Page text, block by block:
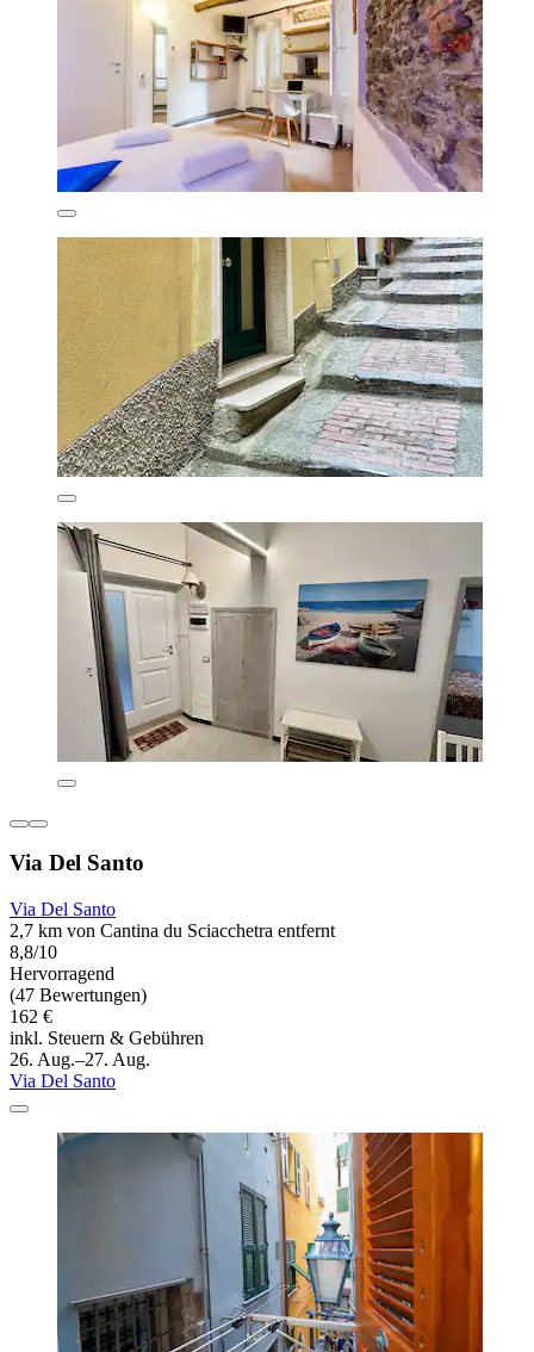
Via Del Santo
Via Del Santo
2,7 km von Cantina du Sciacchetra entfernt
8,8/10
Hervorragend
(47 Bewertungen)
162 €
inkl. Steuern & Gebühren
26. Aug.–27. Aug.
Via Del Santo